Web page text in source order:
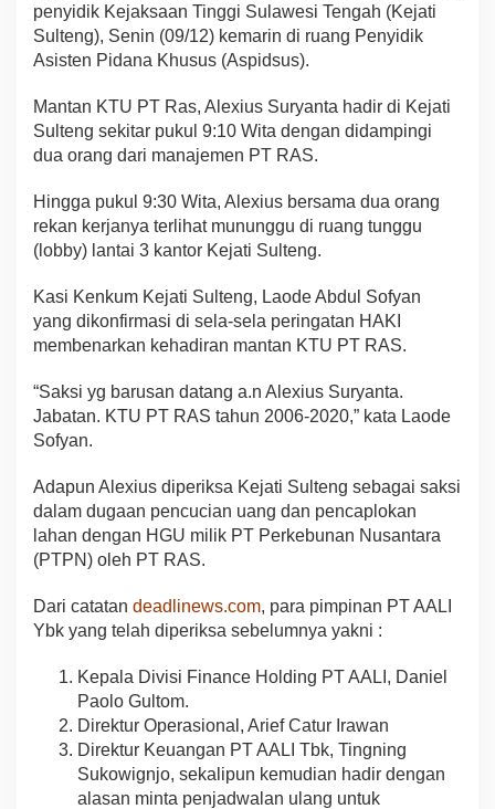
penyidik Kejaksaan Tinggi Sulawesi Tengah (Kejati
Sulteng), Senin (09/12) kemarin di ruang Penyidik
Asisten Pidana Khusus (Aspidsus).
Mantan KTU PT Ras, Alexius Suryanta hadir di Kejati
Sulteng sekitar pukul 9:10 Wita dengan didampingi
dua orang dari manajemen PT RAS.
Hingga pukul 9:30 Wita, Alexius bersama dua orang
rekan kerjanya terlihat mununggu di ruang tunggu
(lobby) lantai 3 kantor Kejati Sulteng.
Kasi Kenkum Kejati Sulteng, Laode Abdul Sofyan
yang dikonfirmasi di sela-sela peringatan HAKI
membenarkan kehadiran mantan KTU PT RAS.
“Saksi yg barusan datang a.n Alexius Suryanta.
Jabatan. KTU PT RAS tahun 2006-2020,” kata Laode
Sofyan.
Adapun Alexius diperiksa Kejati Sulteng sebagai saksi
dalam dugaan pencucian uang dan pencaplokan
lahan dengan HGU milik PT Perkebunan Nusantara
(PTPN) oleh PT RAS.
Dari catatan deadlinews.com, para pimpinan PT AALI
Ybk yang telah diperiksa sebelumnya yakni :
Kepala Divisi Finance Holding PT AALI, Daniel
Paolo Gultom.
Direktur Operasional, Arief Catur Irawan
Direktur Keuangan PT AALI Tbk, Tingning
Sukowignjo, sekalipun kemudian hadir dengan
alasan minta penjadwalan ulang untuk